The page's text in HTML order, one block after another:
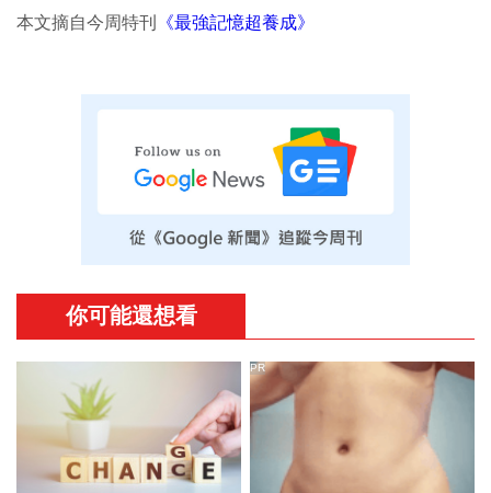
本文摘自今周特刊 《最強記憶超養成》